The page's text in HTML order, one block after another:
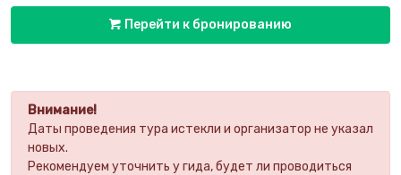
Внимание!
Даты проведения тура истекли и организатор не указал
новых.
Рекомендуем уточнить у гида, будет ли проводиться
Перейти к бронированию